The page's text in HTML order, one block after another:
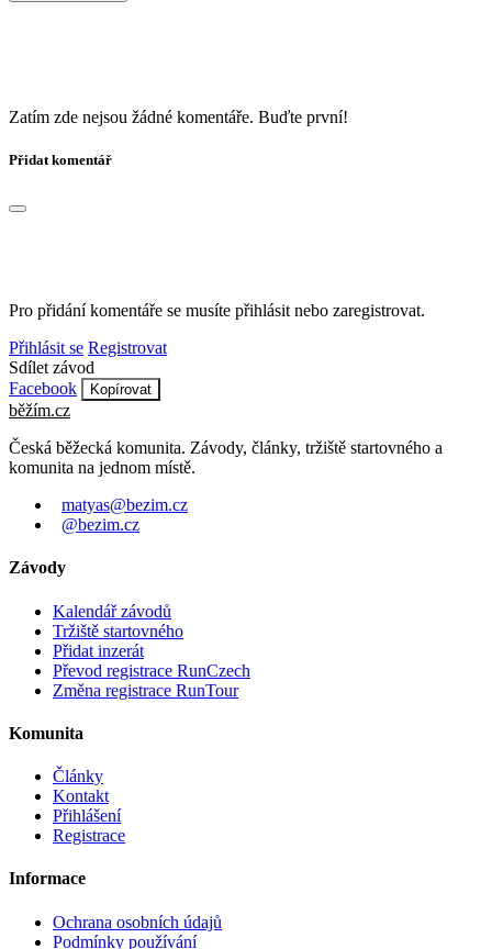
Zatím zde nejsou žádné komentáře. Buďte první!
Přidat komentář
Pro přidání komentáře se musíte přihlásit nebo zaregistrovat.
Přihlásit se Registrovat
Sdílet závod
Facebook
Kopírovat
běžím.cz
Česká běžecká komunita. Závody, články, tržiště startovného a
komunita na jednom místě.
matyas@bezim.cz
@bezim.cz
Závody
Kalendář závodů
Tržiště startovného
Přidat inzerát
Převod registrace RunCzech
Změna registrace RunTour
Komunita
Články
Kontakt
Přihlášení
Registrace
Informace
Ochrana osobních údajů
Podmínky používání